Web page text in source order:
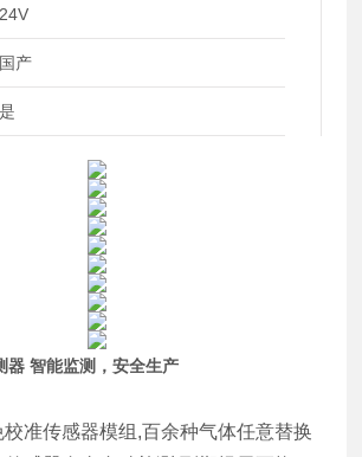
24V
国产
是
器 智能监测，安全生产
准传感器模组,百余种气体任意替换